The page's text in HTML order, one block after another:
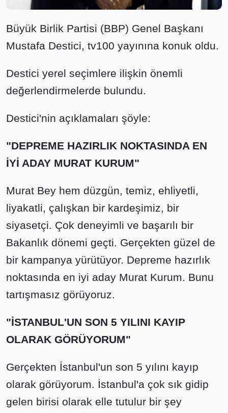
Büyük Birlik Partisi (BBP) Genel Başkanı
Mustafa Destici, tv100 yayınına konuk oldu.
Destici yerel seçimlere ilişkin önemli
değerlendirmelerde bulundu.
Destici'nin açıklamaları şöyle:
"DEPREME HAZIRLIK NOKTASINDA EN
İYİ ADAY MURAT KURUM"
Murat Bey hem düzgün, temiz, ehliyetli,
liyakatli, çalışkan bir kardeşimiz, bir
siyasetçi. Çok deneyimli ve başarılı bir
Bakanlık dönemi geçti. Gerçekten güzel de
bir kampanya yürütüyor. Depreme hazırlık
noktasında en iyi aday Murat Kurum. Bunu
tartışmasız görüyoruz.
"İSTANBUL'UN SON 5 YILINI KAYIP
OLARAK GÖRÜYORUM"
Gerçekten İstanbul'un son 5 yılını kayıp
olarak görüyorum. İstanbul'a çok sık gidip
gelen birisi olarak elle tutulur bir şey